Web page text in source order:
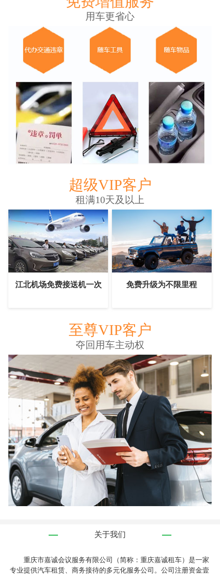
用车更省心
超级VIP客户
租满10天及以上
江北机场免费接送机一次 免费升级为不限里程
至尊VIP客户
夺回用车主动权
关于我们
重庆市嘉诚会议服务有限公司（简称：重庆嘉诚租车）是一家
专业提供汽车租赁、商务接待的多元化服务公司。公司注册资金壹